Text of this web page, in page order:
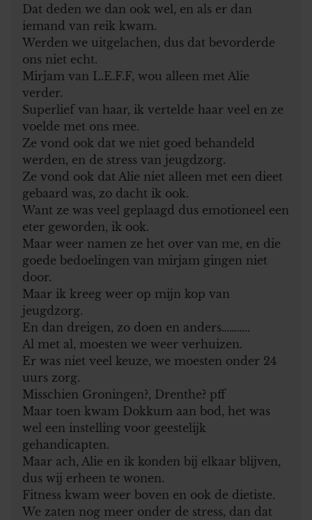
Dat deden we dan ook wel, en als er dan
iemand van reik kwam.
Werden we uitgelachen, dus dat bevorderde
ons niet echt.
Mirjam van L.E.F.F, wou alleen met Alie
verder.
Superlief van haar, ik vertelde haar veel en ze
voelde met ons mee.
Ze vond ook dat we niet goed behandeld
werden, en de stress van jeugdzorg.
Ze vond ook dat Alie niet alleen met een dieet
gebaard was, zo dacht ik ook.
Want ze was veel geplaagd dus emotioneel een
eter geworden, ik ook.
Maar weer namen ze het over van me, en die
goede bedoelingen van mirjam gingen niet
door.
Maar ik kreeg weer op mijn kop van
jeugdzorg.
En dan dreigen, zo doen en anders………..
Al met al, moesten we weer verhuizen.
Er was niet veel keuze, we moesten onder 24
uurs zorg.
Misschien Groningen?, Drenthe? pff
Maar toen kwam Dokkum aan bod, het was
wel een instelling voor geestelijk
gehandicapten.
Maar ach, Alie en ik konden bij elkaar blijven,
dus wij erheen te wonen.
Fitness kwam weer boven en ook de dietiste.
We zaten nog meer onder de stress, dan dat